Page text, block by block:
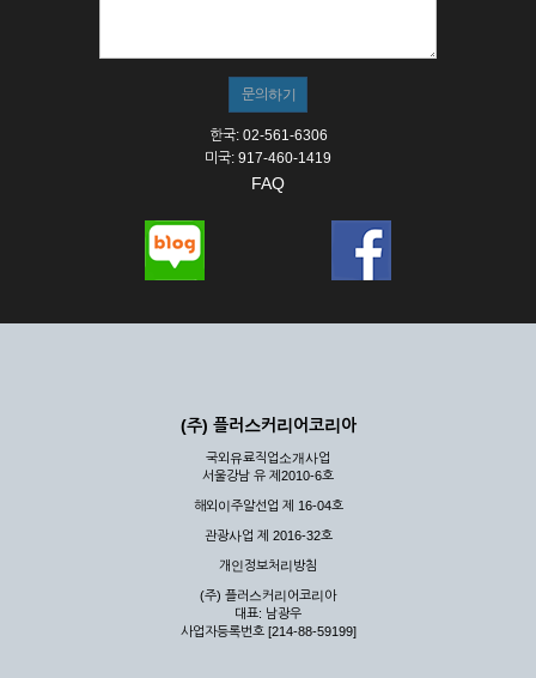
한국: 02-561-6306
미국: 917-460-1419
FAQ
(주) 플러스커리어코리아
국외유료직업소개사업
서울강남 유 제2010-6호
해외이주알선업 제 16-04호
관광사업 제 2016-32호
개인정보처리방침
(주) 플러스커리어코리아
대표: 남광우
사업자등록번호 [214-88-59199]